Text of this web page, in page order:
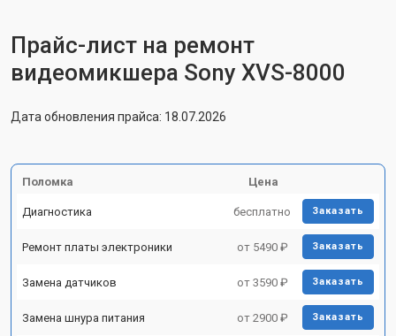
Прайс-лист на ремонт
видеомикшера Sony XVS-8000
Дата обновления прайса: 18.07.2026
Поломка Цена
Диагностика бесплатно Заказать
Ремонт платы электроники от 5490 ₽ Заказать
Замена датчиков от 3590 ₽ Заказать
Замена шнура питания от 2900 ₽ Заказать